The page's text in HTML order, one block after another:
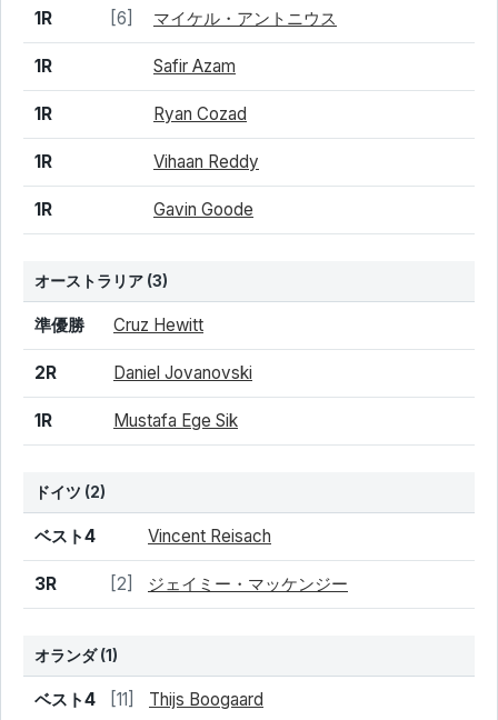
1R [6] マイケル・アントニウス
1R Safir Azam
1R Ryan Cozad
1R Vihaan Reddy
1R Gavin Goode
オーストラリア (3)
結果 シード 選手名
準優勝 Cruz Hewitt
2R Daniel Jovanovski
1R Mustafa Ege Sik
ドイツ (2)
結果 シード 選手名
ベスト4 Vincent Reisach
3R [2] ジェイミー・マッケンジー
オランダ(1)
結果 シード 選手名
ベスト4 [11] Thijs Boogaard